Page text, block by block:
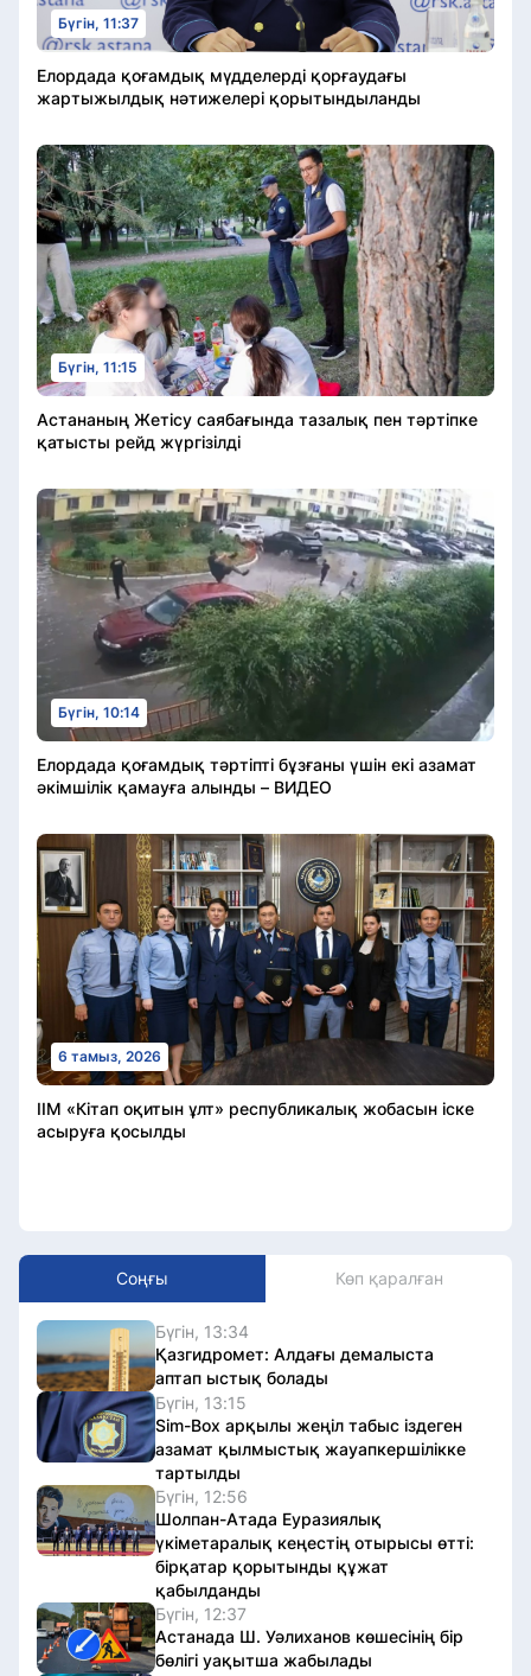
Бүгін, 11:37
Елордада қоғамдық мүдделерді қорғаудағы
жартыжылдық нәтижелері қорытындыланды
Бүгін, 11:15
Астананың Жетісу саябағында тазалық пен тәртіпке
қатысты рейд жүргізілді
Бүгін, 10:14
Елордада қоғамдық тәртіпті бұзғаны үшін екі азамат
әкімшілік қамауға алынды – ВИДЕО
6 тамыз, 2026
ІІМ «Кітап оқитын ұлт» республикалық жобасын іске
асыруға қосылды
Соңғы Көп қаралған
Бүгін, 13:34
Қазгидромет: Алдағы демалыста
аптап ыстық болады
Бүгін, 13:15
Sim-Box арқылы жеңіл табыс іздеген
азамат қылмыстық жауапкершілікке
тартылды
Бүгін, 12:56
Шолпан-Атада Еуразиялық
үкіметаралық кеңестің отырысы өтті:
бірқатар қорытынды құжат
қабылданды
Бүгін, 12:37
Астанада Ш. Уәлиханов көшесінің бір
бөлігі уақытша жабылады